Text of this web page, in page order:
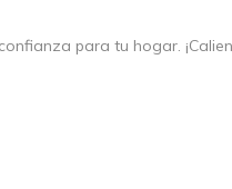
para tu hogar.